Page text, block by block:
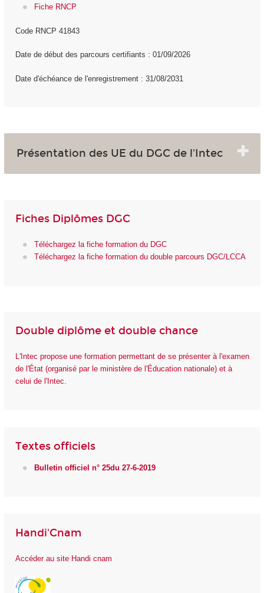
Fiche RNCP
Code RNCP 41843
Date de début des parcours certifiants : 01/09/2026
Date d'échéance de l'enregistrement : 31/08/2031
Présentation des UE du DGC de l'Intec
Fiches Diplômes DGC
Téléchargez la fiche formation du DGC
Téléchargez la fiche formation du double parcours DGC/LCCA
Double diplôme et double chance
L'Intec propose une formation permettant de se présenter à l'examen
de l'État (organisé par le ministère de l'Éducation nationale) et à
celui de l'Intec.
Textes officiels
Bulletin officiel n° 25du 27-6-2019
Handi'Cnam
Accéder au site Handi cnam